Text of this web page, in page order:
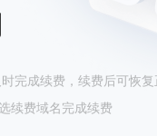
完成续费，续费后可恢复
续费域名完成续费